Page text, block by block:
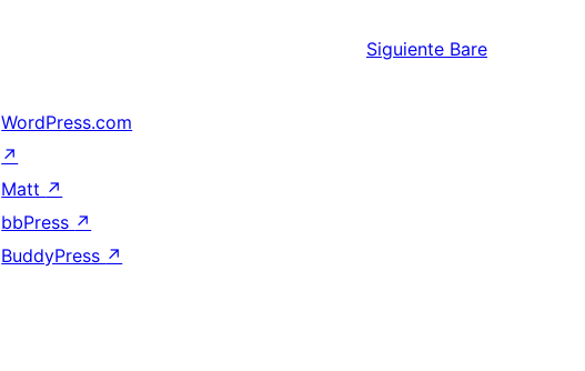
Siguiente Bare
WordPress.com
↗
Matt ↗
bbPress ↗
BuddyPress ↗